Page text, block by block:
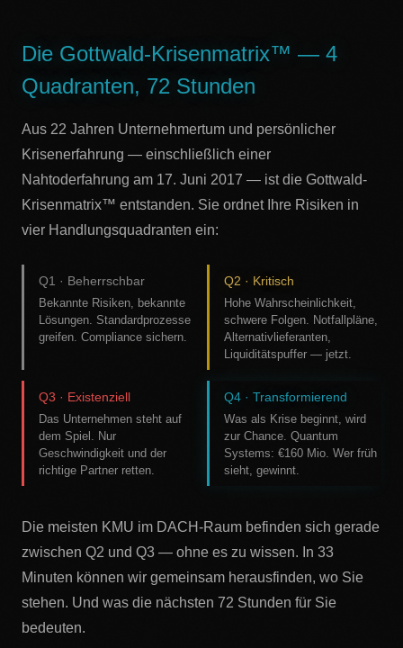
Die Gottwald-Krisenmatrix™ — 4
Quadranten, 72 Stunden
Aus 22 Jahren Unternehmertum und persönlicher
Krisenerfahrung — einschließlich einer
Nahtoderfahrung am 17. Juni 2017 — ist die Gottwald-
Krisenmatrix™ entstanden. Sie ordnet Ihre Risiken in
vier Handlungsquadranten ein:
Q1 · Beherrschbar
Bekannte Risiken, bekannte
Lösungen. Standardprozesse
greifen. Compliance sichern.
Q2 · Kritisch
Hohe Wahrscheinlichkeit,
schwere Folgen. Notfallpläne,
Alternativlieferanten,
Liquiditätspuffer — jetzt.
Q3 · Existenziell
Das Unternehmen steht auf
dem Spiel. Nur
Geschwindigkeit und der
richtige Partner retten.
Q4 · Transformierend
Was als Krise beginnt, wird
zur Chance. Quantum
Systems: €160 Mio. Wer früh
sieht, gewinnt.
Die meisten KMU im DACH-Raum befinden sich gerade
zwischen Q2 und Q3 — ohne es zu wissen. In 33
Minuten können wir gemeinsam herausfinden, wo Sie
stehen. Und was die nächsten 72 Stunden für Sie
bedeuten.